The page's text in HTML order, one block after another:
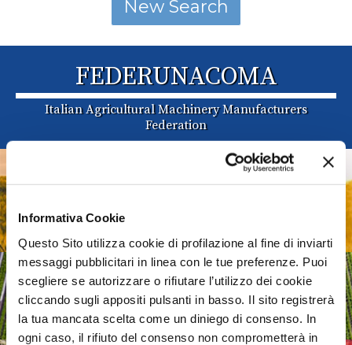
Informativa Cookie
Questo Sito utilizza cookie di profilazione al fine di inviarti
messaggi pubblicitari in linea con le tue preferenze. Puoi
scegliere se autorizzare o rifiutare l’utilizzo dei cookie
cliccando sugli appositi pulsanti in basso. Il sito registrerà
la tua mancata scelta come un diniego di consenso. In
ogni caso, il rifiuto del consenso non comprometterà in
FEDERUNACOMA
Italian Agricultural Machinery Manufacturers
Federation
AGRIDIGITAL
Digital System and technologies for Agricultural
ASSOIDROTECH
Irrigation Systems